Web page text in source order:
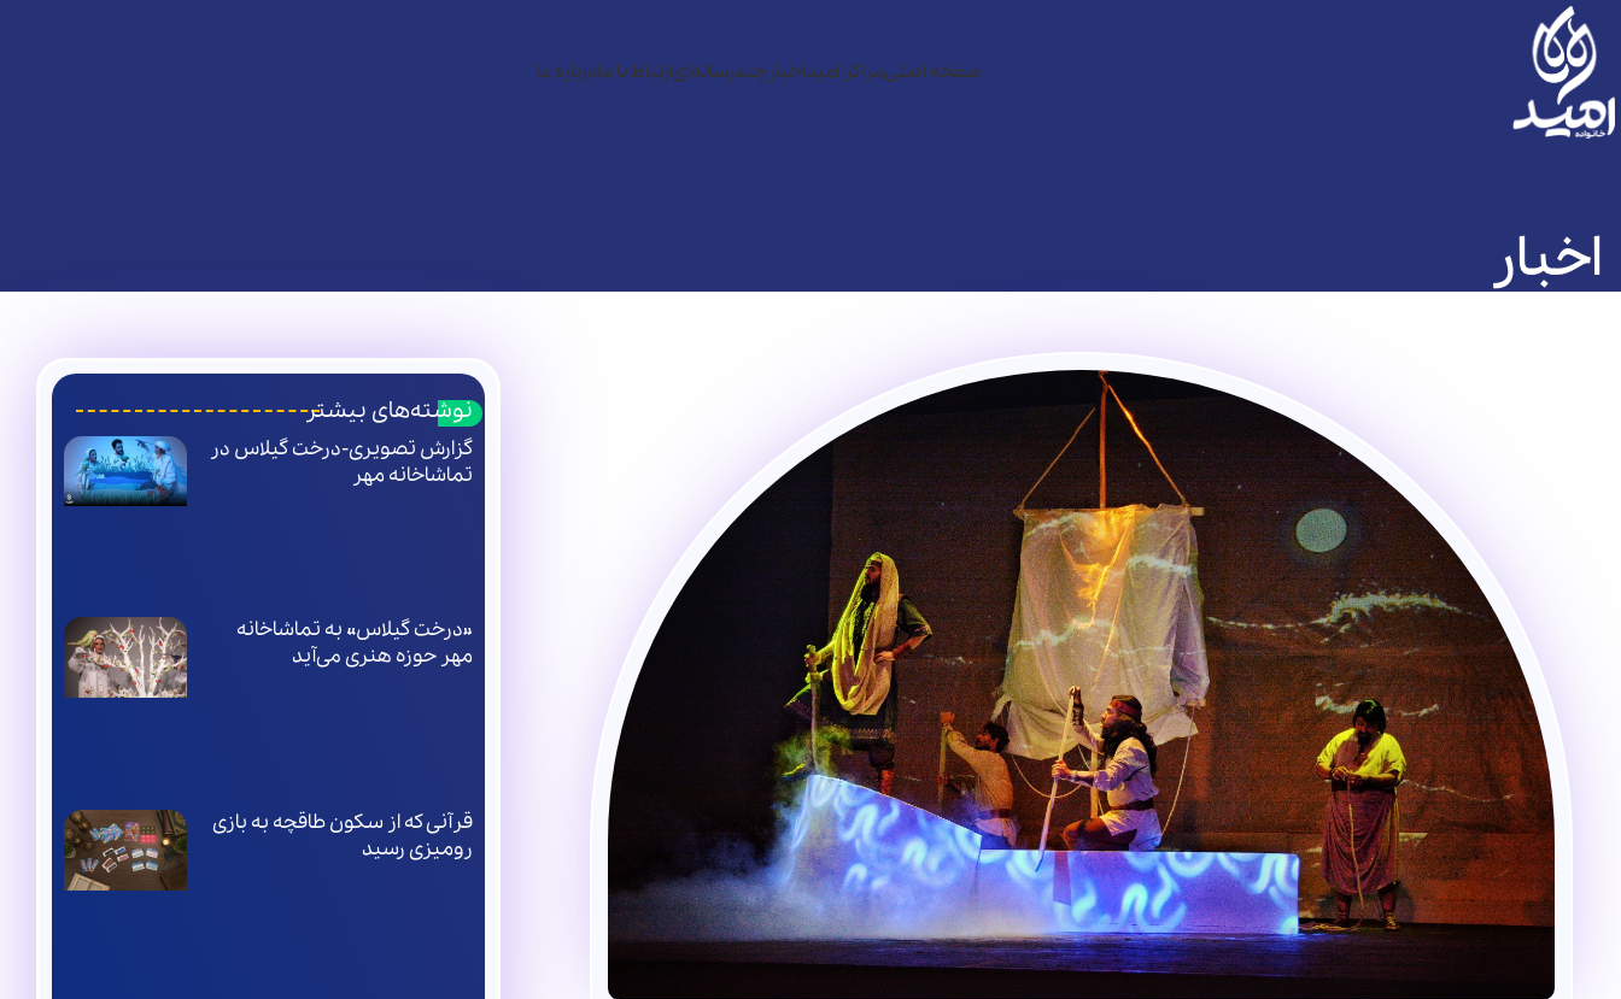
صفحه اصلیمراکز امیداخبار چندرسانه‌ایارتباط با مادرباره ما
اخبار
نوشته‌های بیشتر
گزارش تصویری-درخت گیلاس در
تماشاخانه مهر
«درخت گیلاس» به تماشاخانه
مهر حوزه هنری می‌آید
قرآنی که از سکون طاقچه به بازی
رومیزی رسید